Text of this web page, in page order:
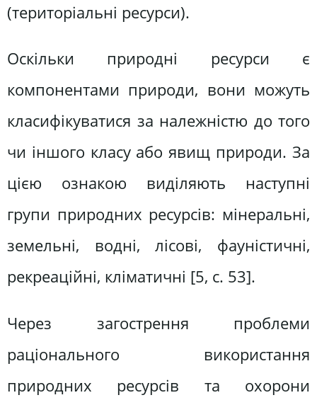
(територіальні ресурси).
Оскільки природні ресурси є
компонентами природи, вони можуть
класифікуватися за належністю до того
чи іншого класу або явищ природи. За
цією ознакою виділяють наступні
групи природних ресурсів: мінеральні,
земельні, водні, лісові, фауністичні,
рекреаційні, кліматичні [5, c. 53].
Через загострення проблеми
раціонального використання
природних ресурсів та охорони